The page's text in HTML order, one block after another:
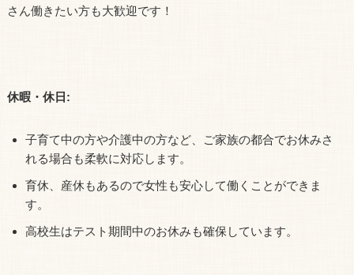
さん働きたい方も大歓迎です！
休暇・休日:
子育て中の方や介護中の方など、ご家族の都合でお休みさ
れる場合も柔軟に対応します。
育休、産休もあるので女性も安心して働くことができま
す。
高校生はテスト期間中のお休みも確保しています。